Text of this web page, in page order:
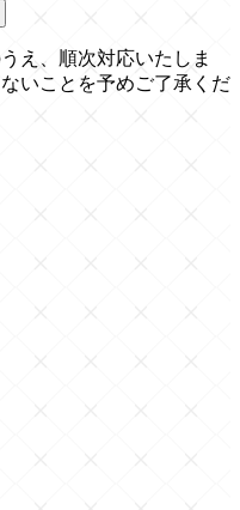
え、順次対応いたしま
いことを予めご了承くだ